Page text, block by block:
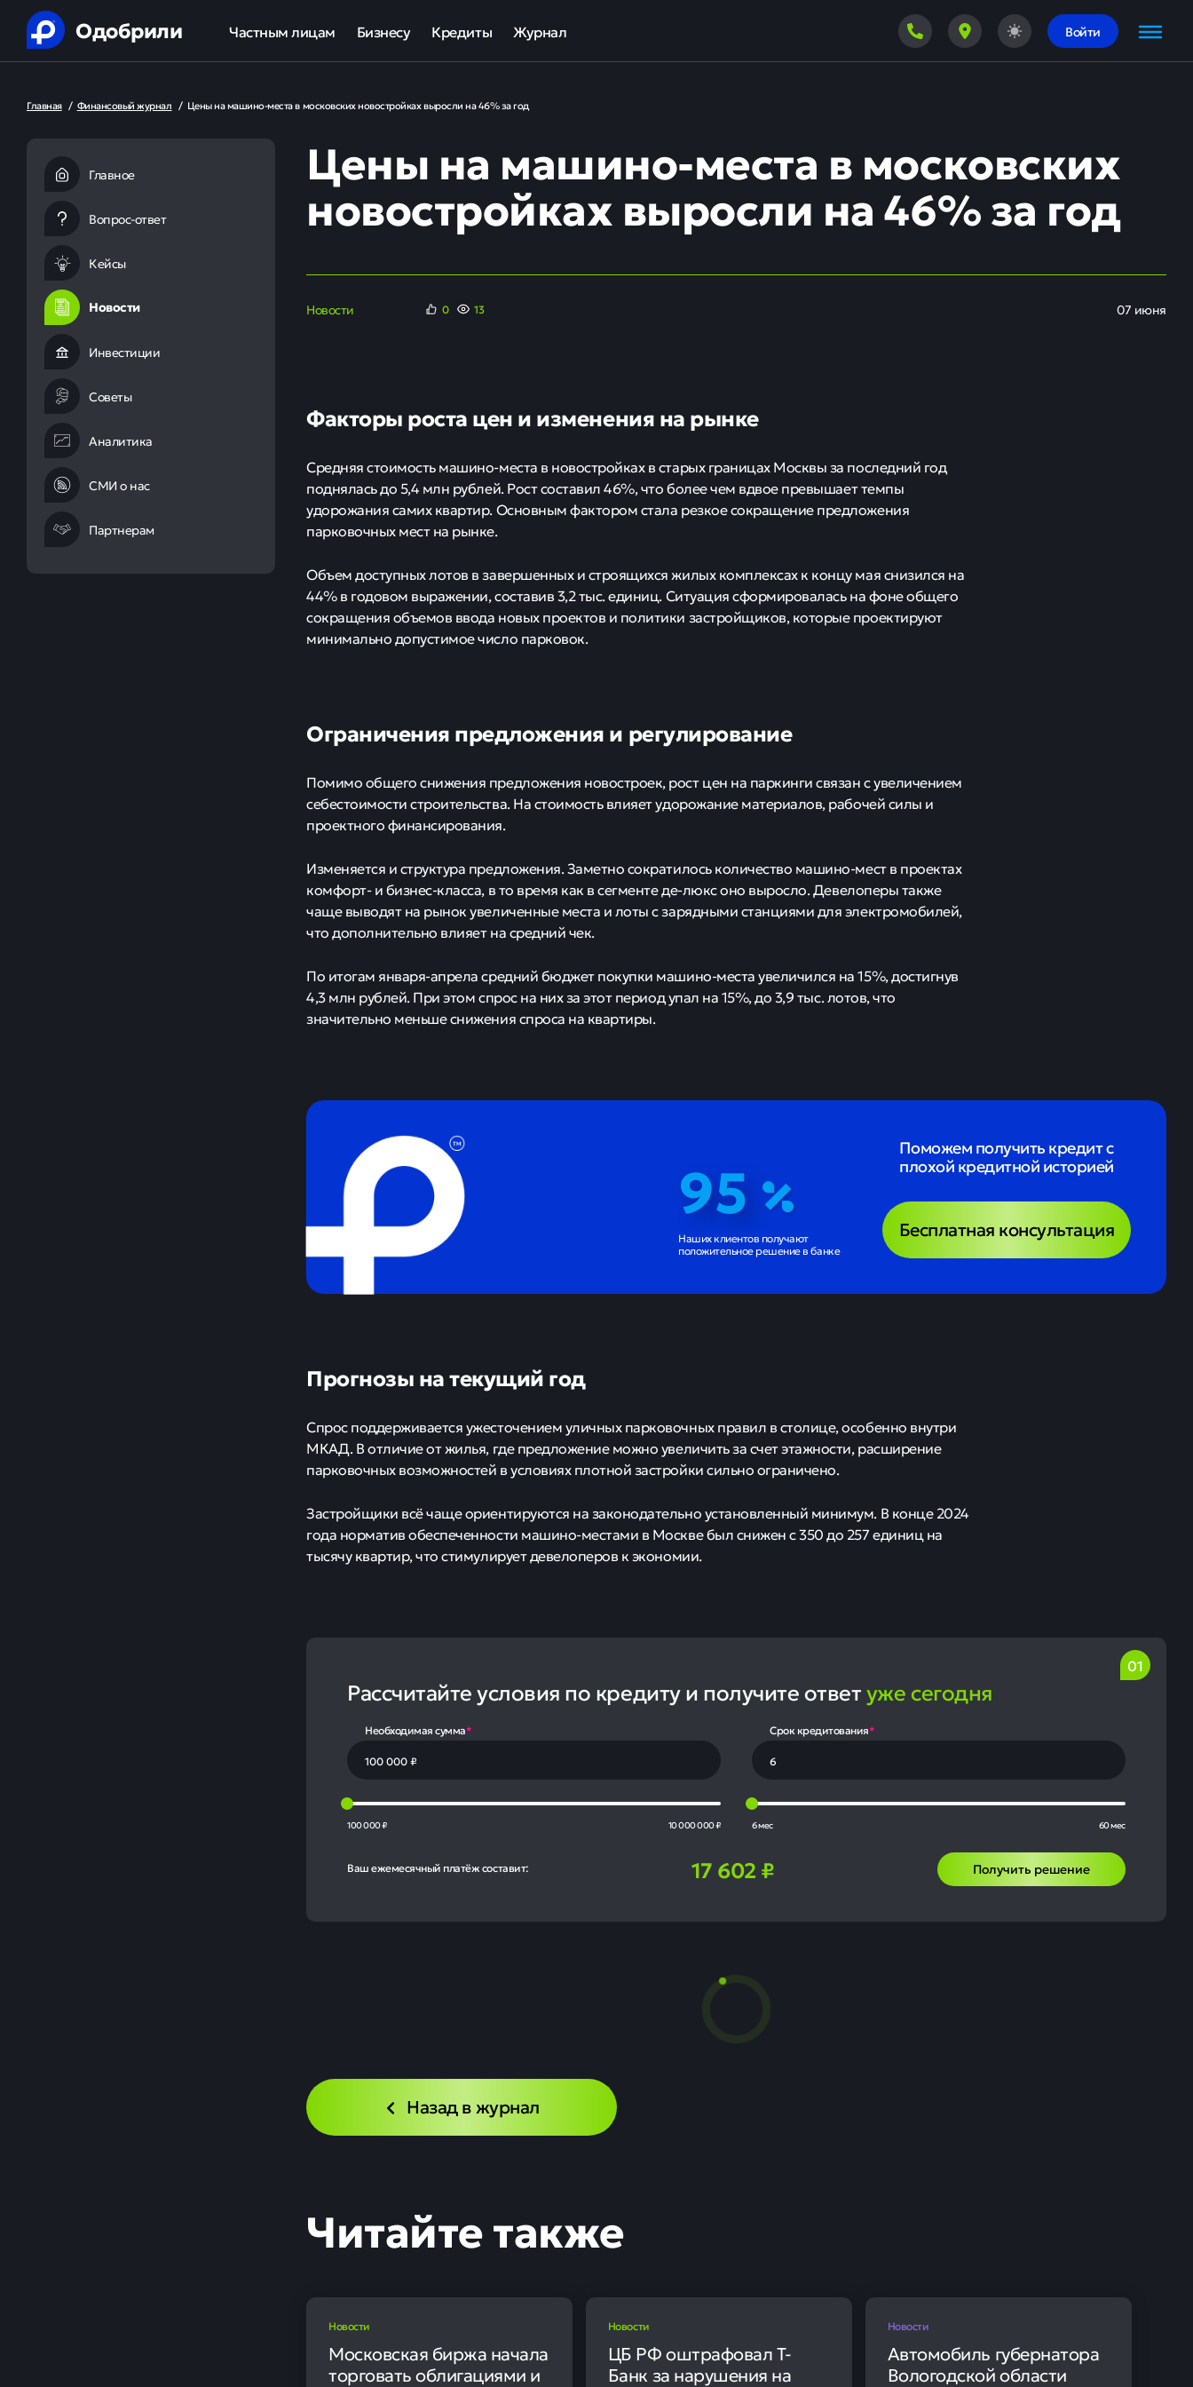
Одобрили Частным лицам
Рефинансирование кредитов
Ипотека
Банкротство
Юридическая защита от коллекторов и кредиторов
Бизнесу
Оборотный кредит
Кредиты
Рефинансирование кредитов
Кредиты под залог авто
Кредиты под залог недвижимости
Кредиты с плохой КИ
Журнал Войти
Главная / Финансовый журнал / Цены на машино-места в московских новостройках выросли на 46% за год
Главное
Вопрос-ответ
Кейсы
Новости
Инвестиции
Советы
Аналитика
СМИ о нас
Партнерам
Цены на машино-места в московских
новостройках выросли на 46% за год
Новости 0 13 07 июня
Факторы роста цен и изменения на рынке
Средняя стоимость машино-места в новостройках в старых границах Москвы за последний год
поднялась до 5,4 млн рублей. Рост составил 46%, что более чем вдвое превышает темпы
удорожания самих квартир. Основным фактором стала резкое сокращение предложения
парковочных мест на рынке.
Объем доступных лотов в завершенных и строящихся жилых комплексах к концу мая снизился на
44% в годовом выражении, составив 3,2 тыс. единиц. Ситуация сформировалась на фоне общего
сокращения объемов ввода новых проектов и политики застройщиков, которые проектируют
минимально допустимое число парковок.
Ограничения предложения и регулирование
Помимо общего снижения предложения новостроек, рост цен на паркинги связан с увеличением
себестоимости строительства. На стоимость влияет удорожание материалов, рабочей силы и
проектного финансирования.
Изменяется и структура предложения. Заметно сократилось количество машино-мест в проектах
комфорт- и бизнес-класса, в то время как в сегменте де-люкс оно выросло. Девелоперы также
чаще выводят на рынок увеличенные места и лоты с зарядными станциями для электромобилей,
что дополнительно влияет на средний чек.
По итогам января-апрела средний бюджет покупки машино-места увеличился на 15%, достигнув
4,3 млн рублей. При этом спрос на них за этот период упал на 15%, до 3,9 тыс. лотов, что
значительно меньше снижения спроса на квартиры.
95
Наших клиентов получают
положительное решение в банке
Поможем получить кредит с
плохой кредитной историей
Бесплатная консультация
Прогнозы на текущий год
Спрос поддерживается ужесточением уличных парковочных правил в столице, особенно внутри
МКАД. В отличие от жилья, где предложение можно увеличить за счет этажности, расширение
парковочных возможностей в условиях плотной застройки сильно ограничено.
Застройщики всё чаще ориентируются на законодательно установленный минимум. В конце 2024
года норматив обеспеченности машино-местами в Москве был снижен с 350 до 257 единиц на
тысячу квартир, что стимулирует девелоперов к экономии.
Рассчитайте условия по кредиту и получите ответуже сегодня
Необходимая сумма*
100 000 ₽ 10 000 000 ₽
Срок кредитования*
6 мес 60 мес
Ваш ежемесячный платёж составит: 17 602₽ Получить решение
Аэропорты Владикавказа и Магаса
В среду, 22 мая, в аэропортах Владикавказа и Магаса были временно введены ограничения на
по московскому времени.
Ограничительные меры были связаны с необходимостью обеспечения безопасности полетов. В
аэропорту Владикавказа также был объявлен специальный режим «Ковер», который был отменен
в 15:17.